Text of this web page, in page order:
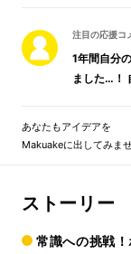
注目の応援コ
1年間自分
ました…！
あなたもアイデアを
Makuakeに出してみま
ストーリー
常識への挑戦